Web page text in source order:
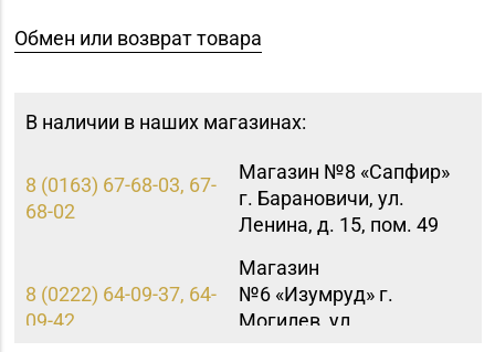
Обмен или возврат товара
В наличии в наших магазинах:
8 (0163) 67-68-03, 67-
68-02
Магазин №8 «Сапфир»
г. Барановичи, ул.
Ленина, д. 15, пом. 49
8 (0222) 64-09-37, 64-
09-42
Магазин
№6 «Изумруд» г.
Могилев, ул.